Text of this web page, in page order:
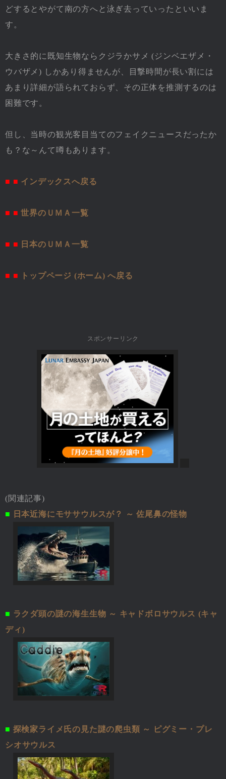
どするとやがて南の方へと泳ぎ去っていったといいま
す。
大きさ的に既知生物ならクジラかサメ (ジンベエザメ・
ウバザメ) しかあり得ませんが、目撃時間が長い割には
あまり詳細が語られておらず、その正体を推測するのは
困難です。
但し、当時の観光客目当てのフェイクニュースだったか
も？な～んて噂もあります。
■ ■ インデックスへ戻る
■ ■ 世界のＵＭＡ一覧
■ ■ 日本のＵＭＡ一覧
■ ■ トップページ (ホーム) へ戻る
スポンサーリンク
(関連記事)
■
日本近海にモササウルスが？ ～ 佐尾鼻の怪物
■ ラクダ頭の謎の海生生物 ～ キャドボロサウルス (キャ
ディ)
■ 探検家ライメ氏の見た謎の爬虫類 ～ ピグミー・プレ
シオサウルス